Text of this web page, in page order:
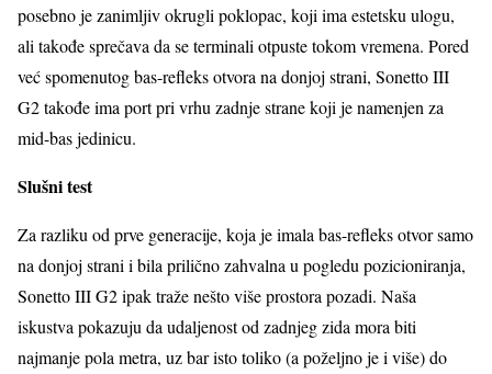
posebno je zanimljiv okrugli poklopac, koji ima estetsku ulogu,
ali takođe sprečava da se terminali otpuste tokom vremena. Pored
već spomenutog bas-refleks otvora na donjoj strani, Sonetto III
G2 takođe ima port pri vrhu zadnje strane koji je namenjen za
mid-bas jedinicu.
Slušni test
Za razliku od prve generacije, koja je imala bas-refleks otvor samo
na donjoj strani i bila prilično zahvalna u pogledu pozicioniranja,
Sonetto III G2 ipak traže nešto više prostora pozadi. Naša
iskustva pokazuju da udaljenost od zadnjeg zida mora biti
najmanje pola metra, uz bar isto toliko (a poželjno je i više) do